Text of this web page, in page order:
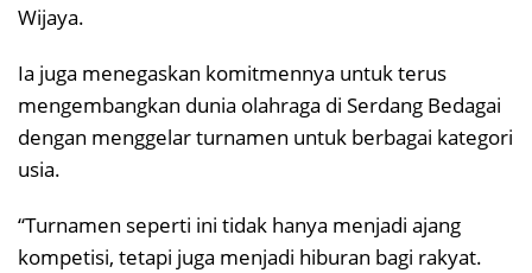
Wijaya.
Ia juga menegaskan komitmennya untuk terus
mengembangkan dunia olahraga di Serdang Bedagai
dengan menggelar turnamen untuk berbagai kategori
usia.
“Turnamen seperti ini tidak hanya menjadi ajang
kompetisi, tetapi juga menjadi hiburan bagi rakyat.